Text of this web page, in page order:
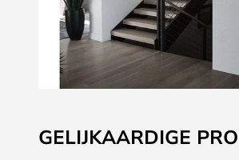
naar
het
GELIJKAARDIGE